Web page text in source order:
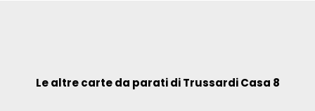
Le altre carte da parati di Trussardi Casa 8